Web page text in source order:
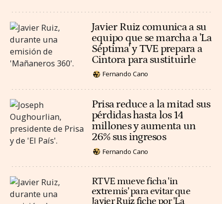
Javier Ruiz comunica a su
equipo que se marcha a 'La
Séptima' y TVE prepara a
Cintora para sustituirle
Fernando Cano
Prisa reduce a la mitad sus
pérdidas hasta los 14
millones y aumenta un
26% sus ingresos
Fernando Cano
RTVE mueve ficha 'in
extremis' para evitar que
Javier Ruiz fiche por 'La